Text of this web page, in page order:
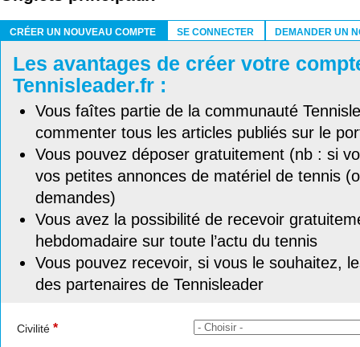
CRÉER UN NOUVEAU COMPTE
SE CONNECTER DEMANDER UN
Les avantages de créer votre
Tennisleader.fr :
Vous faîtes partie de la communauté
commenter tous les articles publiés sur le
Vous pouvez déposer gratuitement (nb : si
vos petites annonces de matériel de tennis
demandes)
Vous avez la possibilité de recevoir
hebdomadaire sur toute l’actu du tennis
Vous pouvez recevoir, si vous le souhaitez,
des partenaires de Tennisleader
Civilité *